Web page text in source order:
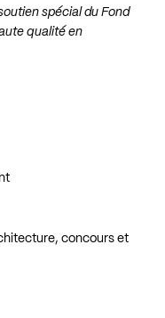
spécial du Fond
qualité en
concours et